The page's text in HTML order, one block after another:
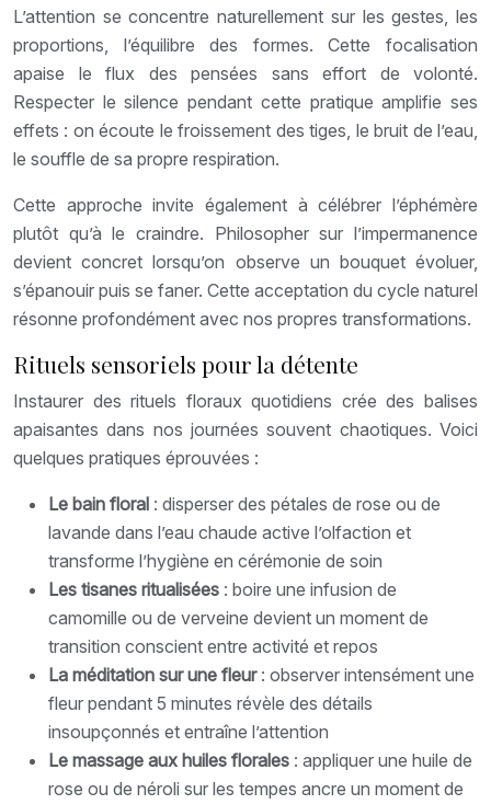
L’attention se concentre naturellement sur les gestes, les
proportions, l’équilibre des formes. Cette focalisation
apaise le flux des pensées sans effort de volonté.
Respecter le silence pendant cette pratique amplifie ses
effets : on écoute le froissement des tiges, le bruit de l’eau,
le souffle de sa propre respiration.
Cette approche invite également à célébrer l’éphémère
plutôt qu’à le craindre. Philosopher sur l’impermanence
devient concret lorsqu’on observe un bouquet évoluer,
s’épanouir puis se faner. Cette acceptation du cycle naturel
résonne profondément avec nos propres transformations.
Rituels sensoriels pour la détente
Instaurer des rituels floraux quotidiens crée des balises
apaisantes dans nos journées souvent chaotiques. Voici
quelques pratiques éprouvées :
Le bain floral : disperser des pétales de rose ou de
lavande dans l’eau chaude active l’olfaction et
transforme l’hygiène en cérémonie de soin
Les tisanes ritualisées : boire une infusion de
camomille ou de verveine devient un moment de
transition conscient entre activité et repos
La méditation sur une fleur: observer intensément une
fleur pendant 5 minutes révèle des détails
insoupçonnés et entraîne l’attention
Le massage aux huiles florales : appliquer une huile de
rose ou de néroli sur les tempes ancre un moment de